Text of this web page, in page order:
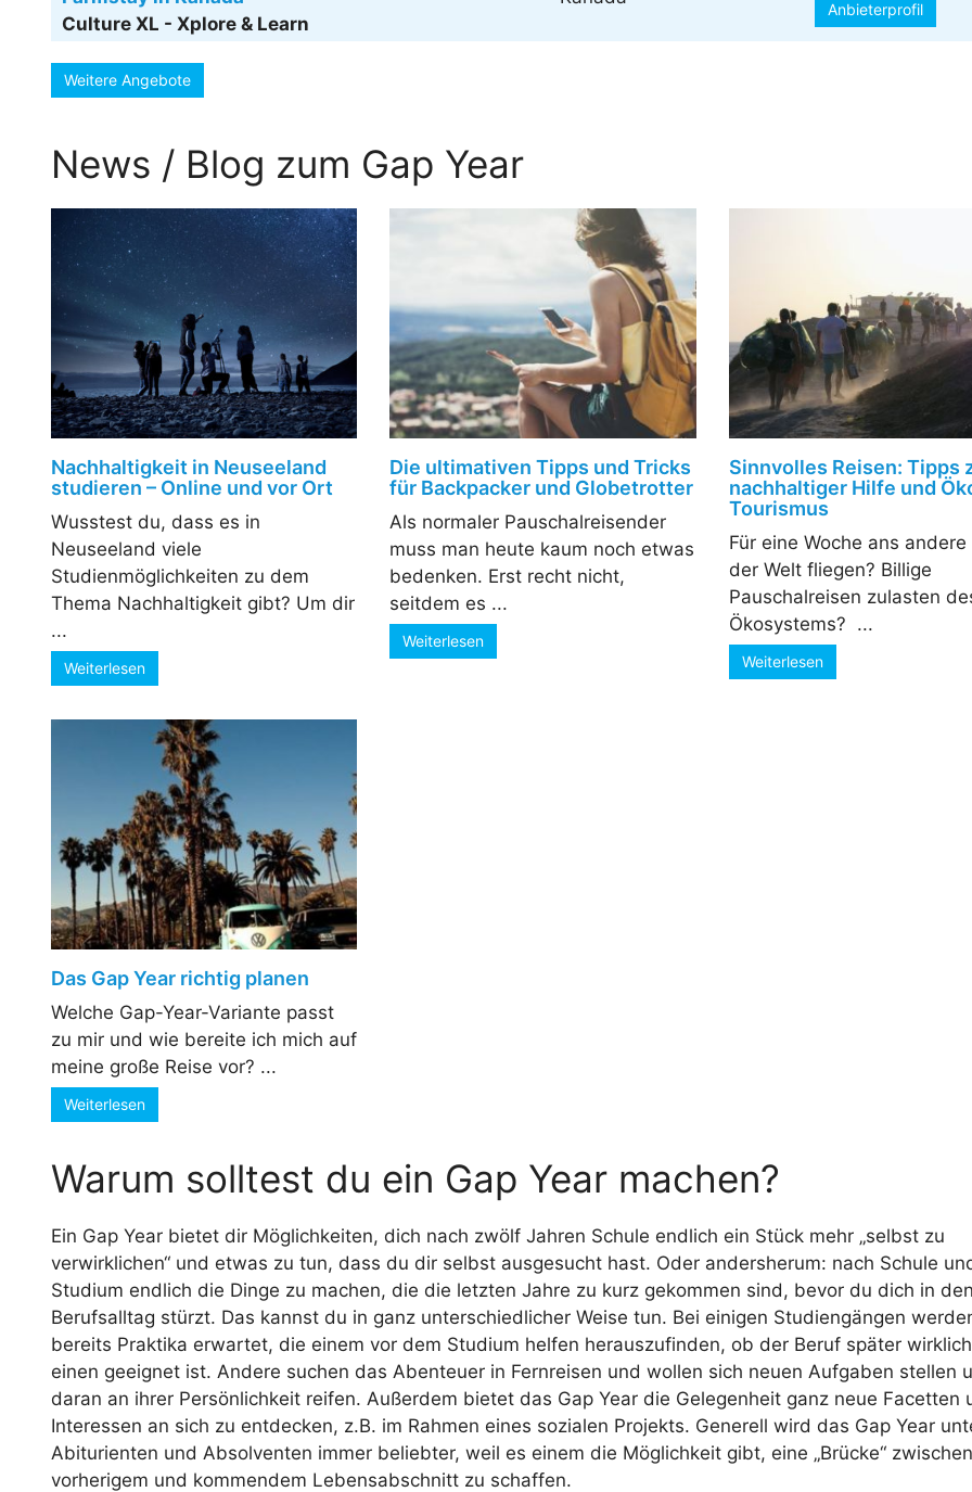
Culture XL - Xplore & Learn
Anbieterprofil
Weitere Angebote
News / Blog zum Gap Year
Nachhaltigkeit in Neuseeland
studieren – Online und vor Ort
Wusstest du, dass es in
Neuseeland viele
Studienmöglichkeiten zu dem
Thema Nachhaltigkeit gibt? Um dir
...
Weiterlesen
Die ultimativen Tipps und Tricks
für Backpacker und Globetrotter
Als normaler Pauschalreisender
muss man heute kaum noch etwas
bedenken. Erst recht nicht,
seitdem es ...
Weiterlesen
Sinnvolles Reisen: Tipps
nachhaltiger Hilfe und
Tourismus
Für eine Woche ans andere
der Welt fliegen? Billige
Pauschalreisen zulasten
Ökosystems? ­ ...
Weiterlesen
Das Gap Year richtig planen
Welche Gap-Year-Variante passt
zu mir und wie bereite ich mich auf
meine große Reise vor? ...
Weiterlesen
Warum solltest du ein Gap Year machen?
Ein Gap Year bietet dir Möglichkeiten, dich nach zwölf Jahren Schule endlich ein Stück mehr „selbst zu
verwirklichen“ und etwas zu tun, dass du dir selbst ausgesucht hast. Oder andersherum: nach Schule
Studium endlich die Dinge zu machen, die die letzten Jahre zu kurz gekommen sind, bevor du dich in den
Berufsalltag stürzt. Das kannst du in ganz unterschiedlicher Weise tun. Bei einigen Studiengängen
bereits Praktika erwartet, die einem vor dem Studium helfen herauszufinden, ob der Beruf später
einen geeignet ist. Andere suchen das Abenteuer in Fernreisen und wollen sich neuen Aufgaben stellen
daran an ihrer Persönlichkeit reifen. Außerdem bietet das Gap Year die Gelegenheit ganz neue Facetten
Interessen an sich zu entdecken, z.B. im Rahmen eines sozialen Projekts. Generell wird das Gap Year
Abiturienten und Absolventen immer beliebter, weil es einem die Möglichkeit gibt, eine „Brücke“ zwischen
vorherigem und kommendem Lebensabschnitt zu schaffen.